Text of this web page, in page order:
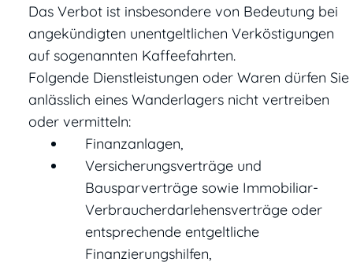
Das Verbot ist insbesondere von Bedeutung bei
angekündigten unentgeltlichen Verköstigungen
auf sogenannten Kaffeefahrten.
Folgende Dienstleistungen oder Waren dürfen Sie
anlässlich eines Wanderlagers nicht vertreiben
oder vermitteln:
Finanzanlagen,
Versicherungsverträge und
Bausparverträge sowie Immobiliar-
Verbraucherdarlehensverträge oder
entsprechende entgeltliche
Finanzierungshilfen,